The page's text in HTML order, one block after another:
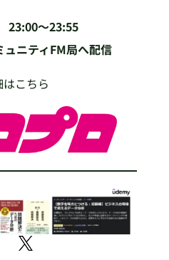
23:00〜23:55
ニティFM局へ配信
こちら